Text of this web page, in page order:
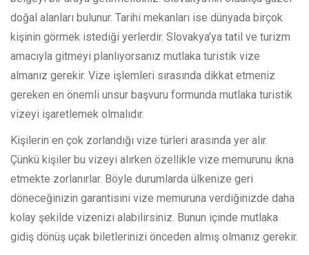
doğal alanları bulunur. Tarihi mekanları ise dünyada birçok
kişinin görmek istediği yerlerdir. Slovakya’ya tatil ve turizm
amacıyla gitmeyi planlıyorsanız mutlaka turistik vize
almanız gerekir. Vize işlemleri sırasında dikkat etmeniz
gereken en önemli unsur başvuru formunda mutlaka turistik
vizeyi işaretlemek olmalıdır.
Kişilerin en çok zorlandığı vize türleri arasında yer alır.
Çünkü kişiler bu vizeyi alırken özellikle vize memurunu ikna
etmekte zorlanırlar. Böyle durumlarda ülkenize geri
döneceğinizin garantisini vize memuruna verdiğinizde daha
kolay şekilde vizenizi alabilirsiniz. Bunun içinde mutlaka
gidiş dönüş uçak biletlerinizi önceden almış olmanız gerekir.